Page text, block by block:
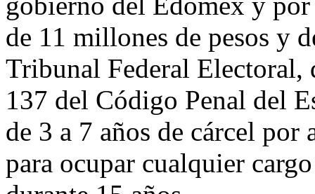
de 11 millones de pesos y
Tribunal Federal
137 del Código Penal del
de 3 a 7 años de cárcel
para ocupar cualquier